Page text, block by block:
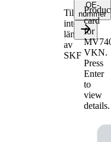
Tillverkas
inte
längre
av
SKF
OE-
nummer
Tandantal
Material
card
for
VKN.
Press
Enter
to
view
details.